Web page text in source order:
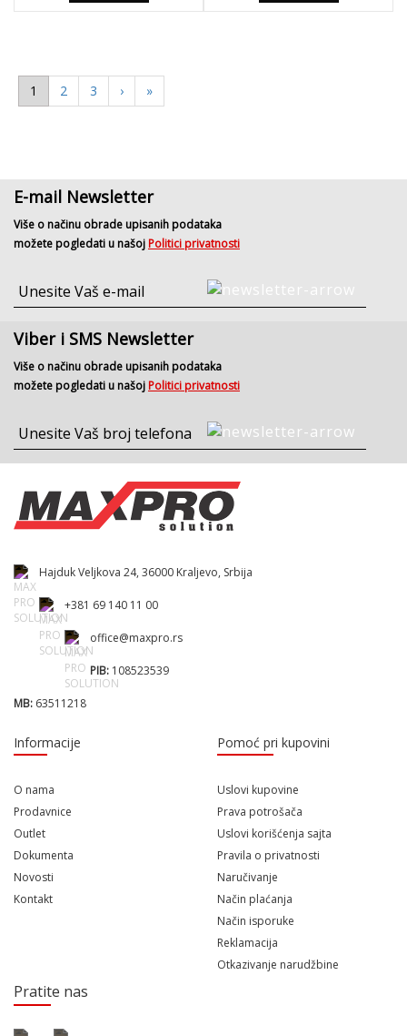
1 2 3 › »
E-mail Newsletter
Više o načinu obrade upisanih podataka
možete pogledati u našoj Politici privatnosti
Viber i SMS Newsletter
Više o načinu obrade upisanih podataka
možete pogledati u našoj Politici privatnosti
Hajduk Veljkova 24, 36000 Kraljevo, Srbija
+381 69 140 11 00
office@maxpro.rs
PIB: 108523539
MB: 63511218
Informacije
O nama
Prodavnice
Outlet
Dokumenta
Novosti
Kontakt
Pomoć pri kupovini
Uslovi kupovine
Prava potrošača
Uslovi korišćenja sajta
Pravila o privatnosti
Naručivanje
Način plaćanja
Način isporuke
Reklamacija
Otkazivanje narudžbine
Pratite nas